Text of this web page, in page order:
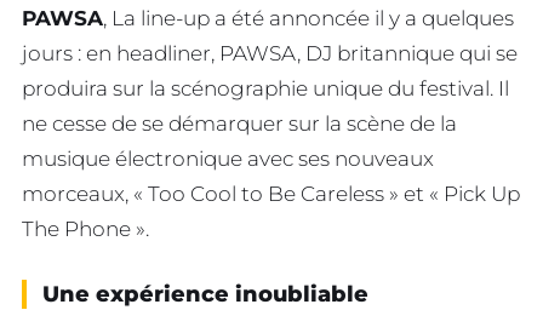
PAWSA, La line-up a été annoncée il y a quelques
jours : en headliner, PAWSA, DJ britannique qui se
produira sur la scénographie unique du festival. Il
ne cesse de se démarquer sur la scène de la
musique électronique avec ses nouveaux
morceaux, « Too Cool to Be Careless » et « Pick Up
The Phone ».
Une expérience inoubliable